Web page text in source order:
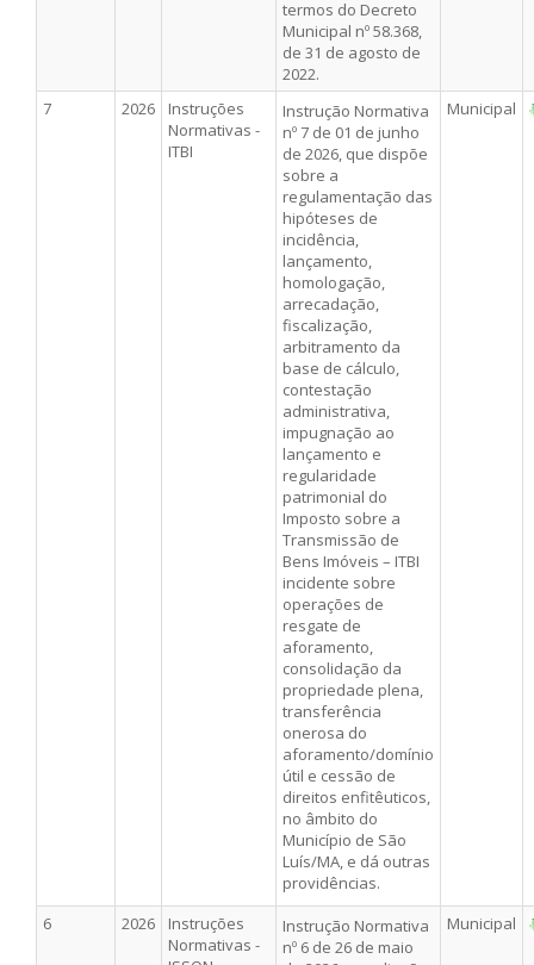
termos do Decreto
Municipal nº 58.368,
de 31 de agosto de
2022.
7 2026
Instruções
Normativas -
ITBI
Instrução Normativa
nº 7 de 01 de junho
de 2026, que dispõe
sobre a
regulamentação das
hipóteses de
incidência,
lançamento,
homologação,
arrecadação,
fiscalização,
arbitramento da
base de cálculo,
contestação
administrativa,
impugnação ao
lançamento e
regularidade
patrimonial do
Imposto sobre a
Transmissão de
Bens Imóveis – ITBI
incidente sobre
operações de
resgate de
aforamento,
consolidação da
propriedade plena,
transferência
onerosa do
aforamento/domínio
útil e cessão de
direitos enfitêuticos,
no âmbito do
Município de São
Luís/MA, e dá outras
providências.
Municipal
6 2026
Instruções
Normativas -
Instrução Normativa
nº 6 de 26 de maio
Municipal